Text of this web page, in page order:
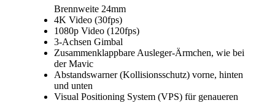
Brennweite 24mm
4K Video (30fps)
1080p Video (120fps)
3-Achsen Gimbal
Zusammenklappbare Ausleger-Ärmchen, wie bei
der Mavic
Abstandswarner (Kollisionsschutz) vorne, hinten
und unten
Visual Positioning System (VPS) für genaueren